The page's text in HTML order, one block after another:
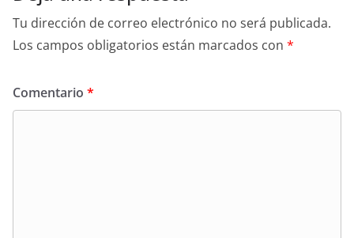
Tu dirección de correo electrónico no será publicada.
Los campos obligatorios están marcados con *
Comentario *